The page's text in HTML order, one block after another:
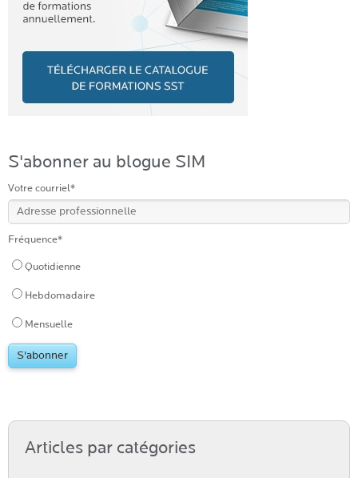
S'abonner au blogue SIM
Votre courriel*
Fréquence*
Quotidienne
Hebdomadaire
Mensuelle
Articles par catégories